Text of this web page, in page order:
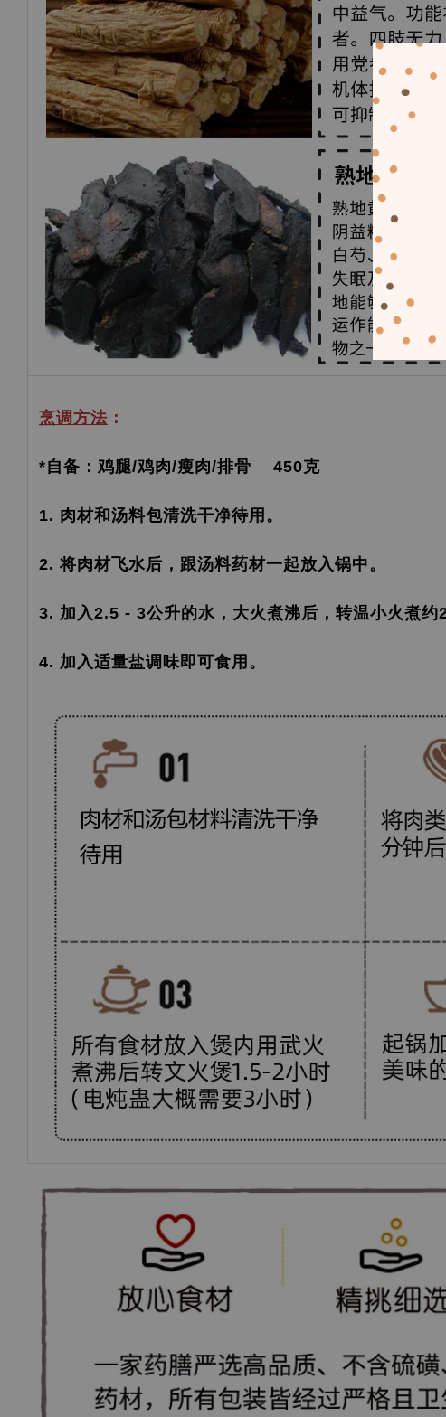
烹调方法 ：
*自备：鸡腿/鸡肉/瘦肉/排骨 450克
1. 肉材和汤料包清洗干净待用。
2. 将肉材飞水后，跟汤料药材一起放入锅中。
3. 加入2.5 - 3公升的水，大火煮沸后，转温小火煮约2
4. 加入适量盐调味即可食用。